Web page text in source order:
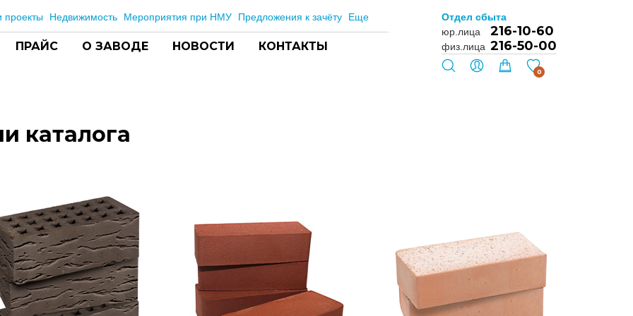
проекты Недвижимость Мероприятия при НМУ Предложения к зачёту Еще
ПРАЙС О ЗАВОДЕ НОВОСТИ КОНТАКТЫ
Отдел сбыта
юр.лица
216-10-60
физ.лица 216-50-00
0
каталога